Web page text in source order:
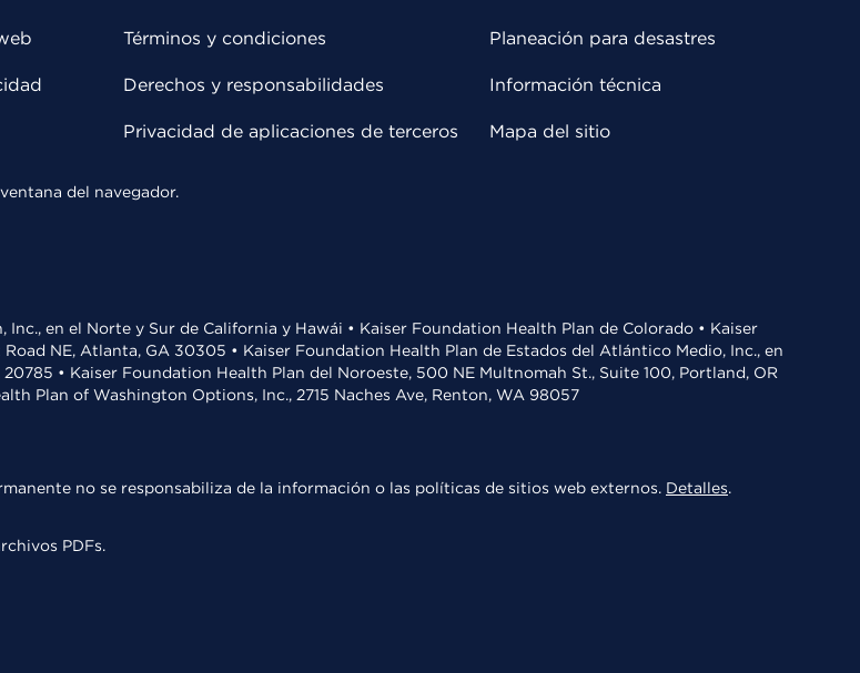
Términos y condiciones
Derechos y responsabilidades
Privacidad de aplicaciones de terceros
Planeación para desastres
Información técnica
Mapa del sitio
del navegador.
en el Norte y Sur de California y Hawái • Kaiser Foundation Health Plan de Colorado • Kaiser
NE, Atlanta, GA 30305 • Kaiser Foundation Health Plan de Estados del Atlántico Medio, Inc., en
• Kaiser Foundation Health Plan del Noroeste, 500 NE Multnomah St., Suite 100, Portland, OR
Plan of Washington Options, Inc., 2715 Naches Ave, Renton, WA 98057
no se responsabiliza de la información o las políticas de sitios web externos. Detalles.
PDFs.